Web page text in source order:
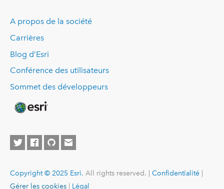
A propos de la société
Carrières
Blog d’Esri
Conférence des utilisateurs
Sommet des développeurs
Copyright © 2025 Esri. All rights reserved. | Confidentialité|
Gérer les cookies
Légal